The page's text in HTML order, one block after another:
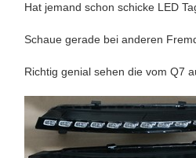
Hat jemand schon schicke LED
Schaue gerade bei anderen
Richtig genial sehen die vom Q7